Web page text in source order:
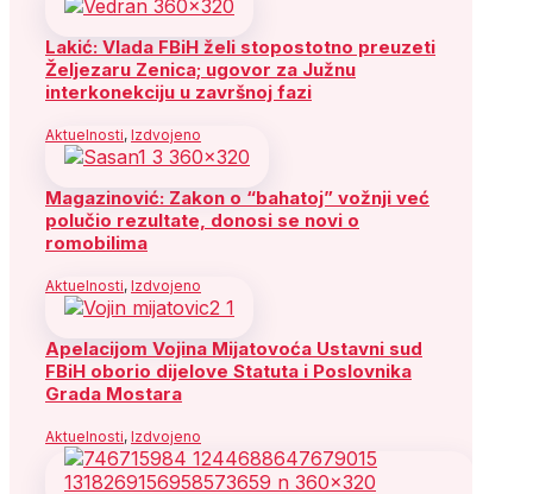
Lakić: Vlada FBiH želi stopostotno preuzeti
Željezaru Zenica; ugovor za Južnu
interkonekciju u završnoj fazi
Aktuelnosti, Izdvojeno
Magazinović: Zakon o “bahatoj” vožnji već
polučio rezultate, donosi se novi o
romobilima
Aktuelnosti, Izdvojeno
Apelacijom Vojina Mijatovoća Ustavni sud
FBiH oborio dijelove Statuta i Poslovnika
Grada Mostara
Aktuelnosti, Izdvojeno